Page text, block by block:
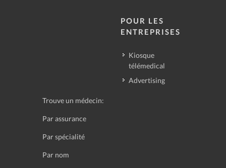
POUR LES
ENTREPRISES
Kiosque
télémedical
Advertising
Trouve un médecin:
Par assurance
Par spécialité
Par nom